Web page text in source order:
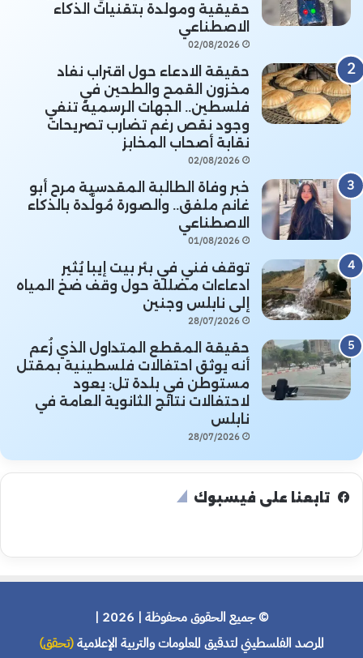
حقيقية ومولدة بتقنيات الذكاء
الاصطناعي
02/08/2026
حقيقة الادعاء حول اقتراب نفاد
مخزون القمح والطحين في
فلسطين.. الجهات الرسمية تنفي
وجود نقص رغم تضارب تصريحات
نقابة أصحاب المخابز
02/08/2026
خبر وفاة الطالبة المقدسية مرح أبو
غانم ملفق.. والصورة مُولَّدة بالذكاء
الاصطناعي
01/08/2026
توقف فني في بئر بيت إيبا يُثير
ادعاءات مضللة حول وقف ضخ المياه
إلى نابلس وجنين
28/07/2026
حقيقة المقطع المتداول الذي زُعم
أنه يوثق احتفالات فلسطينية بمقتل
مستوطن في بلدة تل: يعود
لاحتفالات نتائج الثانوية العامة في
نابلس
28/07/2026
تابعنا على فيسبوك
© جميع الحقوق محفوظة | 2026 |
المرصد الفلسطيني لتدقيق المعلومات والتربية الإعلامية(تحقق)